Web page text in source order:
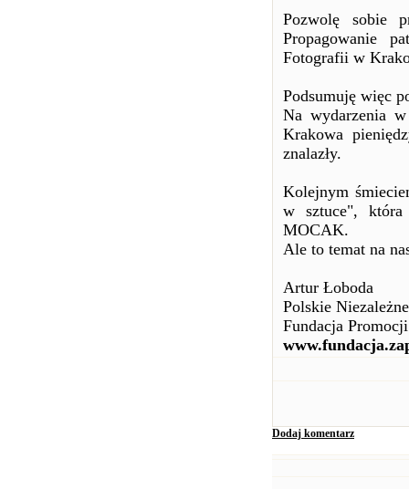
Pozwolę sobie
Propagowanie
Fotografii w
Podsumuję więc
Na wydarzenia
Krakowa
znalazły.
Kolejnym
w sztuce", która
MOCAK.
Ale to temat na
Artur Łoboda
Polskie
Fundacja
Dodaj komentarz